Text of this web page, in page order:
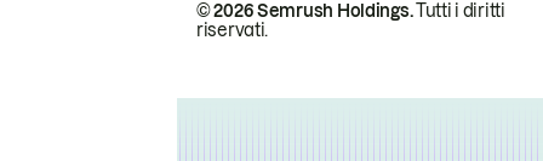
© 2026 Semrush Holdings.Tutti i diritti
riservati.